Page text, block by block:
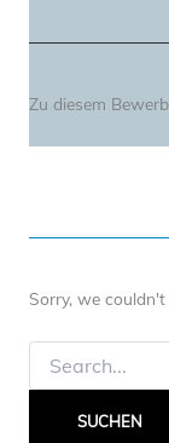
Zu diesem
Sorry, we
nach: